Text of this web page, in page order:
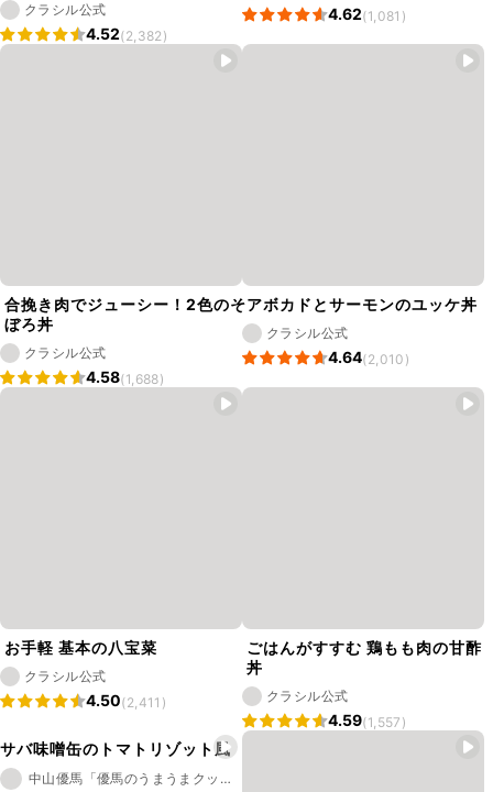
クラシル公式
4.52(2,382)
4.62(1,081)
合挽き肉でジューシー！2色のそ
ぼろ丼
クラシル公式
4.58(1,688)
アボカドとサーモンのユッケ丼
クラシル公式
4.64(2,010)
お手軽 基本の八宝菜
クラシル公式
4.50(2,411)
ごはんがすすむ 鶏もも肉の甘酢
丼
クラシル公式
4.59(1,557)
サバ味噌缶のトマトリゾット風
中山優馬「優馬のうまうまクッキング」